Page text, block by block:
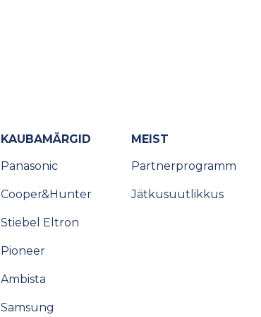
KAUBAMÄRGID
Panasonic
Cooper&Hunter
Stiebel Eltron
Pioneer
Ambista
Samsung
MEIST
Partnerprogramm
Jätkusuutlikkus